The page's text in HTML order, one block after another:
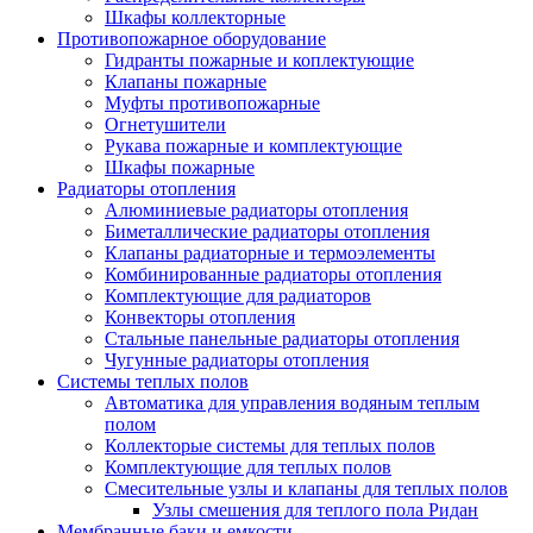
Шкафы коллекторные
Противопожарное оборудование
Гидранты пожарные и коплектующие
Клапаны пожарные
Муфты противопожарные
Огнетушители
Рукава пожарные и комплектующие
Шкафы пожарные
Радиаторы отопления
Алюминиевые радиаторы отопления
Биметаллические радиаторы отопления
Клапаны радиаторные и термоэлементы
Комбинированные радиаторы отопления
Комплектующие для радиаторов
Конвекторы отопления
Стальные панельные радиаторы отопления
Чугунные радиаторы отопления
Системы теплых полов
Автоматика для управления водяным теплым
полом
Коллекторые системы для теплых полов
Комплектующие для теплых полов
Смесительные узлы и клапаны для теплых полов
Узлы смешения для теплого пола Ридан